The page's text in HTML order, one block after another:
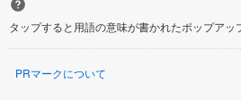
タップすると用語の意味が書かれたポップアッ
PRマークについて